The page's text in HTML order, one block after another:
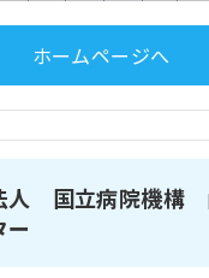
ホームページへ
人 国立病院機構
ー